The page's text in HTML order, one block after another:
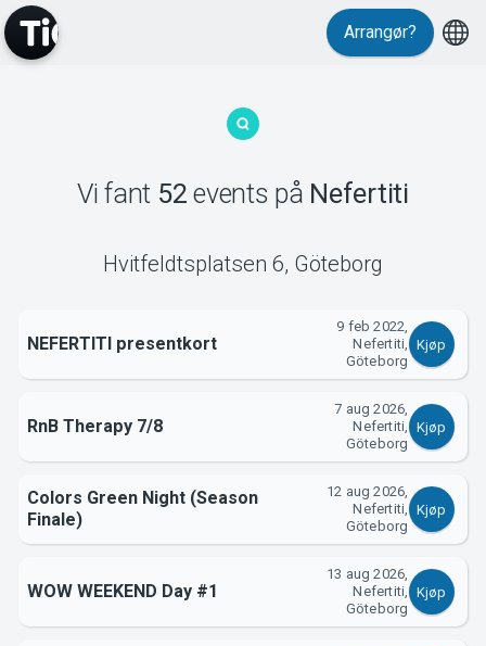
MyTickster
Support
Arrangør?
Vi fant 52 events på Nefertiti
Hvitfeldtsplatsen 6, Göteborg
NEFERTITI presentkort
9 feb 2022,
Nefertiti,
Göteborg
Kjøp
RnB Therapy 7/8
7 aug 2026,
Nefertiti,
Göteborg
Kjøp
Colors Green Night (Season
Finale)
12 aug 2026,
Nefertiti,
Göteborg
Kjøp
WOW WEEKEND Day #1
13 aug 2026,
Nefertiti,
Göteborg
Kjøp